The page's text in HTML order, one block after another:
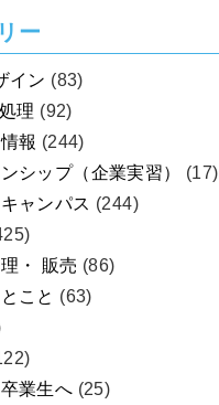
ー
イン (83)
理 (92)
報 (244)
シップ（企業実習）
(17)
ャンパス (244)
・ 販売 (86)
こと (63)
業生へ (25)